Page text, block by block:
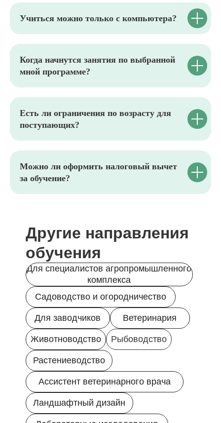
Учиться можно только с компьютера?
Когда начнутся занятия по выбранной
мной программе?
Есть ли ограничения по возрасту для
поступающих?
Можно ли оформить налоговый вычет
за обучение?
Другие направления
обучения
Для специалистов агропромышленного
комплекса
Садоводство и огородничество
Для заводчиков Ветеринария
Животноводство Рыбоводство
Растениеводство
Ассистент ветеринарного врача
Ландшафтный дизайн
Ландшафтный дизайн
Курсы для специалистов агропромышленного
комплекса
Агроном
ВИДЫ ПРОГРАММ
Программы профессиональной переподготовки
Программы повышения квалификации
обучения
Дополнительные общеобразовательные
программы
КАРТА САЙТА
ОБ АКАДЕМИИ
Блог
Приведи друга
Партнерская программа
Отзывы
Скидки
Как проходит обучение
Сведения об образовательной организации
Политика в отношении обработки персональных
Правовая информация
Пользовательское соглашение
СКАЧИВАЙТЕ НАШЕ МОБИЛЬНОЕ
ПРИЛОЖЕНИЕ
Наша образовательная платформа и мобильное
приложение разработаны нашим партнером - ООО
«ИС «АКАДЕМРЕСУРС» участником проекта
«Сколково»